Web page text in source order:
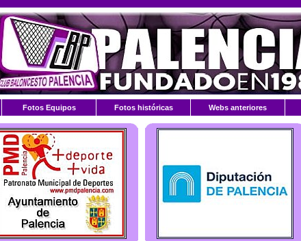
Fotos Equipos Fotos históricas Webs anteriores